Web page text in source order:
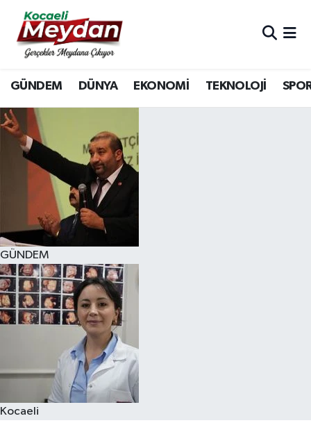
GÜNDEM DÜNYA EKONOMİ TEKNOLOJİ
GÜNDEM
Kocaeli
Nöbetçi Eczaneler
Hava Durumu
Trafik Durumu
Süper Lig Puan Durumu ve Fikstür
Tüm Manşetler
Son Dakika Haberleri
Haber Arşivi